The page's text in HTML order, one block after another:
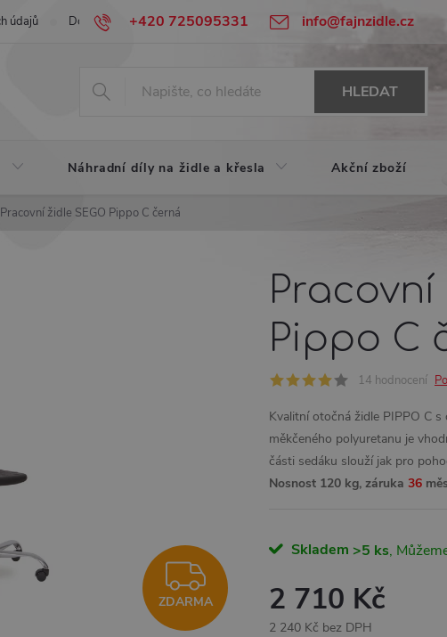
+420 725095331 info@fajnzidle.cz
údajů Doprava zdarma Urychlená reklamace
HLEDAT
Náhradní díly na židle a křesla Akční zboží
Pracovní židle SEGO Pippo C černá
ZDARMA
ZDARMA
Pracovní
Pippo C
14 hodnocení
Kvalitní otočná židle PIPPO C
měkčeného polyuretanu je
části sedáku slouží jak pro
Nosnost 120 kg, záruka 36
Skladem >5 ks
2 710 Kč
2 240 Kč bez DPH